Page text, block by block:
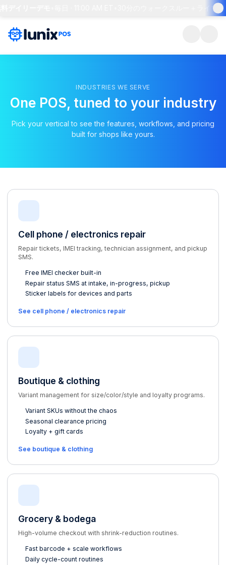
30分のウォークスルー＋ライブ
INDUSTRIES WE SERVE
One POS, tuned to your industry
Pick your vertical to see the features, workflows, and pricing
built for shops like yours.
Cell phone / electronics repair
Repair tickets, IMEI tracking, technician assignment, and pickup
SMS.
Free IMEI checker built-in
Repair status SMS at intake, in-progress, pickup
Sticker labels for devices and parts
See cell phone / electronics repair
Boutique & clothing
Variant management for size/color/style and loyalty programs.
Variant SKUs without the chaos
Seasonal clearance pricing
Loyalty + gift cards
See boutique & clothing
Grocery & bodega
High-volume checkout with shrink-reduction routines.
Fast barcode + scale workflows
Daily cycle-count routines